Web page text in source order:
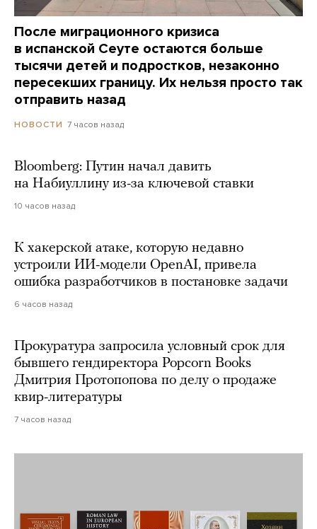
После миграционного кризиса
в испанской Сеуте остаются больше
тысячи детей и подростков, незаконно
пересекших границу. Их нельзя просто так
отправить назад
НОВОСТИ 7 часов назад
Bloomberg: Путин начал давить
на Набиуллину из-за ключевой ставки
10 часов назад
К хакерской атаке, которую недавно
устроили ИИ-модели OpenAI, привела
ошибка разработчиков в постановке задачи
6 часов назад
Прокуратура запросила условный срок для
бывшего гендиректора Popcorn Books
Дмитрия Протопопова по делу о продаже
квир-литературы
7 часов назад